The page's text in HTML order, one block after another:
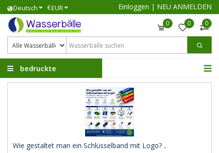
Deutsch €EUR Einloggen | NEU ANMELDEN
0 0 0
bedruckte
Wasserbälle
Wie gestaltet man ein Schlüsselband mit Logo? ..